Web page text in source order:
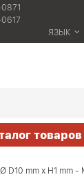
ЯЗЫК
товаров
Ø D10 mm х H1 mm